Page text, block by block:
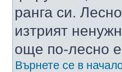
ранга си.
изтрият
още по-лесно е
Върнете се в